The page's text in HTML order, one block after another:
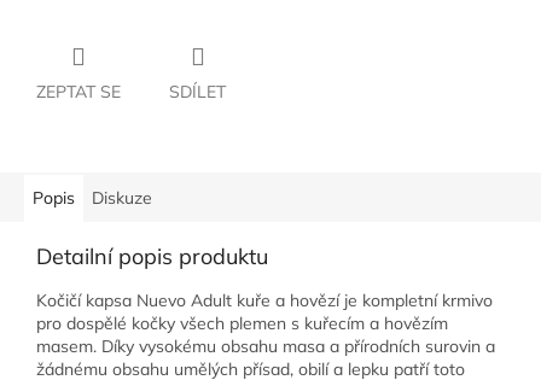
ZEPTAT SE SDÍLET
Popis Diskuze
Detailní popis produktu
Kočičí kapsa Nuevo Adult kuře a hovězí je kompletní krmivo
pro dospělé kočky všech plemen s kuřecím a hovězím
masem. Díky vysokému obsahu masa a přírodních surovin a
žádnému obsahu umělých přísad, obilí a lepku patří toto